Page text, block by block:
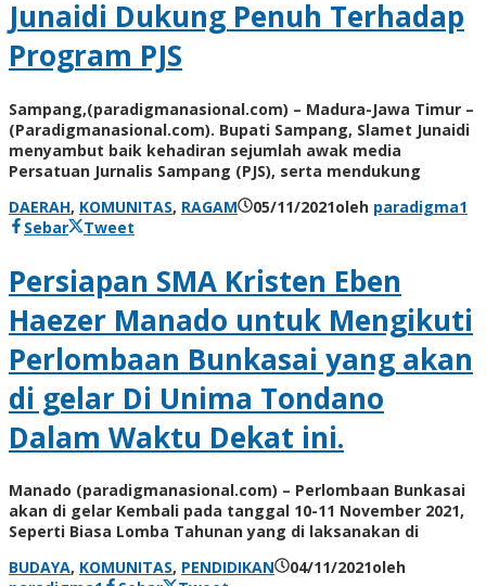
Junaidi Dukung Penuh Terhadap
Program PJS
Sampang,(paradigmanasional.com) – Madura-Jawa Timur –
(Paradigmanasional.com). Bupati Sampang, Slamet Junaidi
menyambut baik kehadiran sejumlah awak media
Persatuan Jurnalis Sampang (PJS), serta mendukung
DAERAH, KOMUNITAS, RAGAM 05/11/2021oleh paradigma1
Sebar
Tweet
Persiapan SMA Kristen Eben
Haezer Manado untuk Mengikuti
Perlombaan Bunkasai yang akan
di gelar Di Unima Tondano
Dalam Waktu Dekat ini.
Manado (paradigmanasional.com) – Perlombaan Bunkasai
akan di gelar Kembali pada tanggal 10-11 November 2021,
Seperti Biasa Lomba Tahunan yang di laksanakan di
BUDAYA, KOMUNITAS, PENDIDIKAN 04/11/2021oleh